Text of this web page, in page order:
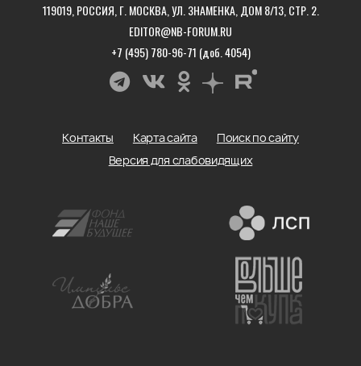
119019, РОССИЯ, Г. МОСКВА, УЛ. ЗНАМЕНКА, ДОМ 8/13, СТР. 2.
EDITOR@NB-FORUM.RU
+7 (495) 780-96-71 (доб. 4054)
Контакты Карта сайта
Поиск по сайту
Версия для слабовидящих